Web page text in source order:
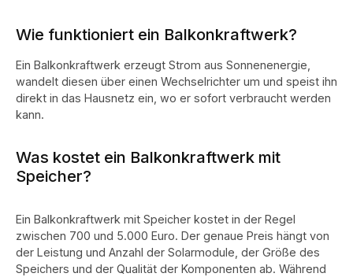
Wie funktioniert ein Balkonkraftwerk?
Ein Balkonkraftwerk erzeugt Strom aus Sonnenenergie,
wandelt diesen über einen Wechselrichter um und speist ihn
direkt in das Hausnetz ein, wo er sofort verbraucht werden
kann.
Was kostet ein Balkonkraftwerk mit
Speicher?
Ein Balkonkraftwerk mit Speicher kostet in der Regel
zwischen 700 und 5.000 Euro. Der genaue Preis hängt von
der Leistung und Anzahl der Solarmodule, der Größe des
Speichers und der Qualität der Komponenten ab. Während